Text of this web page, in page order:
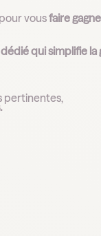
vousfaire
qui simplifie
pertinentes,